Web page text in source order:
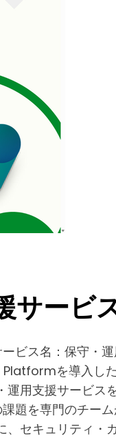
ービ
ス名：保守・運
を導入した
用支援サービス
題を専門のチー
セキュリティ・